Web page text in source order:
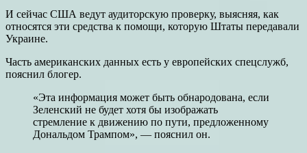
И сейчас США ведут аудиторскую проверку, выясняя, как
относятся эти средства к помощи, которую Штаты передавали
Украине.
Часть американских данных есть у европейских спецслужб,
пояснил блогер.
«Эта информация может быть обнародована, если
Зеленский не будет хотя бы изображать
стремление к движению по пути, предложенному
Дональдом Трампом», — пояснил он.